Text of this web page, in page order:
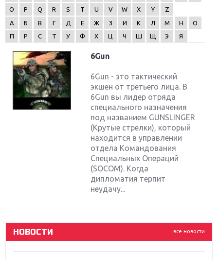
O
P Q R S T U V W X Y
Z
А
Б В Г Д Е Ж З И К Л М Н
О
П
Р С Т У Ф Х Ц Ч Ш Щ Э Я
6Gun
6Gun - это тактический
экшен от третьего лица. В
6Gun вы лидер отряда
специального назначения
под названием GUNSLINGER
(Крутые стрелки), который
находится в управлении
отдела Командования
Специальных Операций
(SOCOM). Когда
дипломатия терпит
неудачу...
все новости
НОВОСТИ
Крупнейшие релизы мая: Nintendo, Microsoft и
Новинки для Nintendo Switch: Labo, South Park и
Far Cry 5: хвалить нельзя ругать